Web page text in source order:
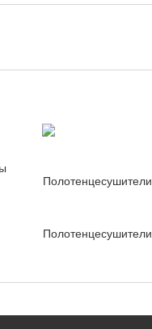
Полотенцесушители